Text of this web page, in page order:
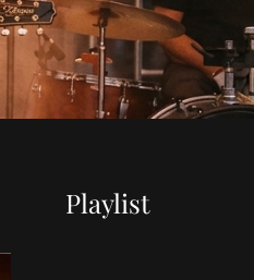
Playlist